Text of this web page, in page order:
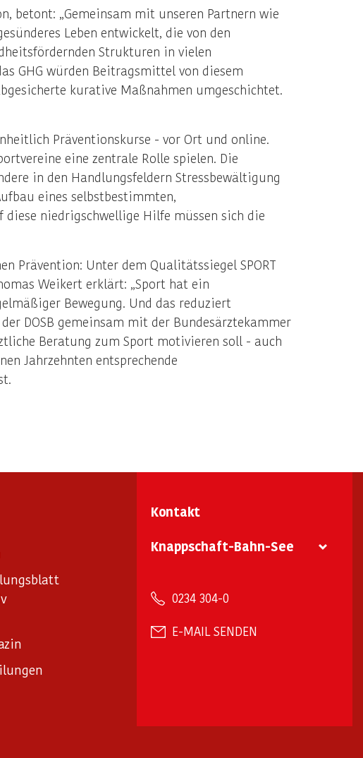
betont: „Gemeinsam mit unseren Partnern wie
Leben entwickelt, die von den
Strukturen in vielen
GHG würden Beitragsmittel von diesem
kurative Maßnahmen umgeschichtet.
Präventionskurse - vor Ort und online.
eine zentrale Rolle spielen. Die
in den Handlungsfeldern Stressbewältigung
eines selbstbestimmten,
diese niedrigschwellige Hilfe müssen sich die
Prävention: Unter dem Qualitätssiegel SPORT
Weikert erklärt: „Sport hat ein
Bewegung. Und das reduziert
DOSB gemeinsam mit der Bundesärztekammer
Beratung zum Sport motivieren soll - auch
Jahrzehnten entsprechende
Kontakt
Knappschaft-Bahn-See
0234 304-0
E-MAIL SENDEN